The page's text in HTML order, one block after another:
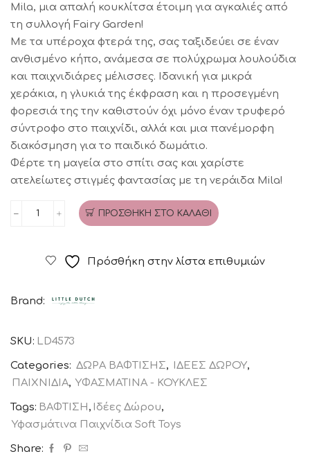
Mila, μια απαλή κουκλίτσα έτοιμη για αγκαλιές από
τη συλλογή Fairy Garden!
Με τα υπέροχα φτερά της, σας ταξιδεύει σε έναν
ανθισμένο κήπο, ανάμεσα σε πολύχρωμα λουλούδια
και παιχνιδιάρες μέλισσες. Ιδανική για μικρά
χεράκια, η γλυκιά της έκφραση και η προσεγμένη
φορεσιά της την καθιστούν όχι μόνο έναν τρυφερό
σύντροφο στο παιχνίδι, αλλά και μια πανέμορφη
διακόσμηση για το παιδικό δωμάτιο.
Φέρτε τη μαγεία στο σπίτι σας και χαρίστε
ατελείωτες στιγμές φαντασίας με τη νεράιδα Mila!
Mila
ποσότητα
ΠΡΟΣΘΉΚΗ ΣΤΟ ΚΑΛΆΘΙ
Πρόσθήκη στην λίστα επιθυμιών
Brand:
SKU: LD4573
Categories: ΔΩΡΑ ΒΑΦΤΙΣΗΣ, ΙΔΕΕΣ ΔΩΡΟΥ,
ΠΑΙΧΝΙΔΙΑ, ΥΦΑΣΜΑΤΙΝΑ - ΚΟΥΚΛΕΣ
Tags: ΒΑΦΤΙΣΗ , Ιδέες Δώρου,
Υφασμάτινα Παιχνίδια Soft Toys
Share: